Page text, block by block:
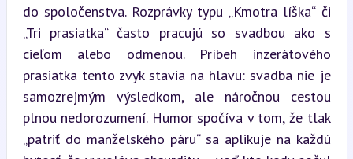
do spoločenstva. Rozprávky typu „Kmotra líška“ či
„Tri prasiatka“ často pracujú so svadbou ako s
cieľom alebo odmenou. Príbeh inzerátového
prasiatka tento zvyk stavia na hlavu: svadba nie je
samozrejmým výsledkom, ale náročnou cestou
plnou nedorozumení. Humor spočíva v tom, že tlak
„patriť do manželského páru“ sa aplikuje na každú